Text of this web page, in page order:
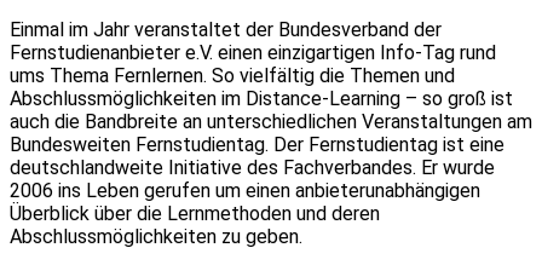
Einmal im Jahr veranstaltet der Bundesverband der
Fernstudienanbieter e.V. einen einzigartigen Info-Tag rund
ums Thema Fernlernen. So vielfältig die Themen und
Abschlussmöglichkeiten im Distance-Learning – so groß ist
auch die Bandbreite an unterschiedlichen Veranstaltungen am
Bundesweiten Fernstudientag. Der Fernstudientag ist eine
deutschlandweite Initiative des Fachverbandes. Er wurde
2006 ins Leben gerufen um einen anbieterunabhängigen
Überblick über die Lernmethoden und deren
Abschlussmöglichkeiten zu geben.